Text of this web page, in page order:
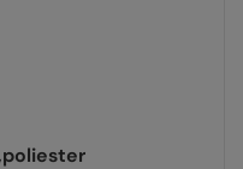
poliester